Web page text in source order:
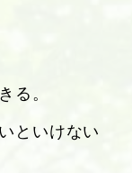
る。
といけない